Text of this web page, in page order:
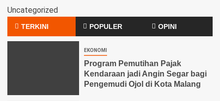
Uncategorized
TERKINI POPULER OPINI
EKONOMI
Program Pemutihan Pajak
Kendaraan jadi Angin Segar bagi
Pengemudi Ojol di Kota Malang